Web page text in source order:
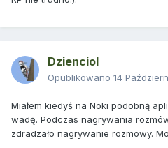
Dzienciol
Opublikowano 14
Miałem kiedyś na Noki podobną
wadę. Podczas nagrywania
zdradzało nagrywanie rozmowy.